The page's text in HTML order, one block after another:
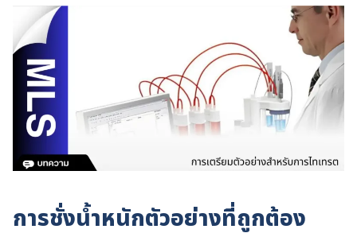
การชั่งน้ำหนักตัวอย่างที่ถูกต้อง